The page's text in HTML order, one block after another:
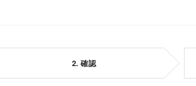
2. 確認